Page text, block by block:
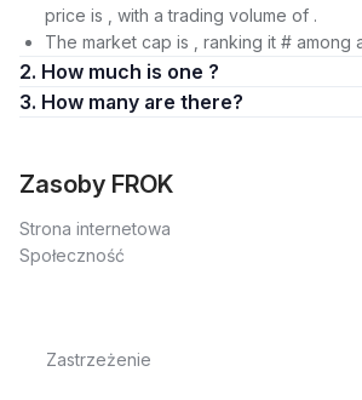
price is , with a trading volume of .
The market cap is , ranking it # among
2. How much is one ?
3. How many are there?
Zasoby FROK
Strona internetowa
Społeczność
Zastrzeżenie